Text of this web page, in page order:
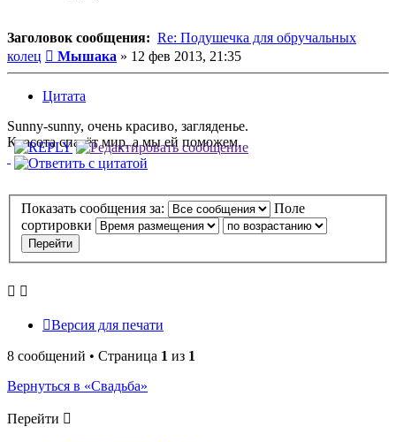
Заголовок сообщения: Re: Подушечка для обручальных
колец
Сообщение
Мышака » 12 фев 2013, 21:35
Цитата
Sunny-sunny, очень красиво, загляденье.
Красота спасёт мир, а мы ей поможем.
Показать сообщения за:
Поле
сортировки
Версия для печати
8 сообщений • Страница 1 из 1
Вернуться в «Свадьба»
Перейти